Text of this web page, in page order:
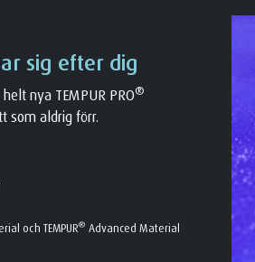
sig efter dig
nya TEMPUR PRO®
som aldrig förr.
och TEMPUR® Advanced Material